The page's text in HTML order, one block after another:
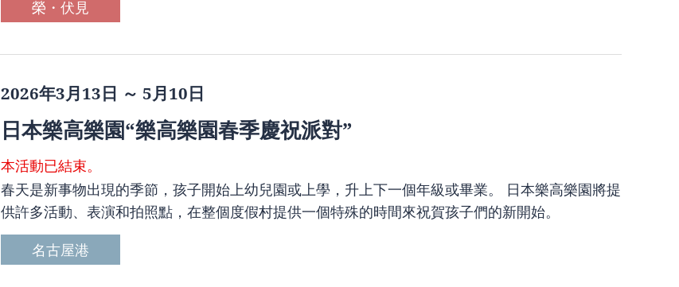
榮・伏見
2026年3月13日 ～ 5月10日
日本樂高樂園“樂高樂園春季慶祝派對”
本活動已結束。
春天是新事物出現的季節，孩子開始上幼兒園或上學，升上下一個年級或畢業。 日本樂高樂園將提
供許多活動、表演和拍照點，在整個度假村提供一個特殊的時間來祝賀孩子們的新開始。
名古屋港